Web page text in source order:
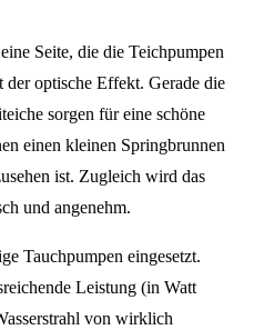
Seite, die die Teichpumpen
optische Effekt. Gerade die
sorgen für eine schöne
einen kleinen Springbrunnen
ist. Zugleich wird das
und angenehm.
Tauchpumpen eingesetzt.
Leistung (in Watt
von wirklich